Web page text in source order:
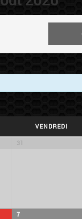
VENDREDI
31
7